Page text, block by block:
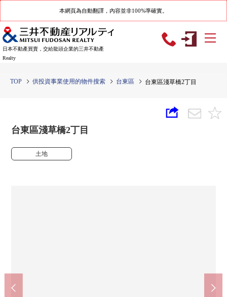
本網頁為自動翻譯，內容並非100%準確實。
日本不動產買賣，交給龍頭企業的三井不動產
Realty
TOP 供投資事業使用的物件搜索 台東區 台東區淺草橋2丁目
台東區淺草橋2丁目
土地